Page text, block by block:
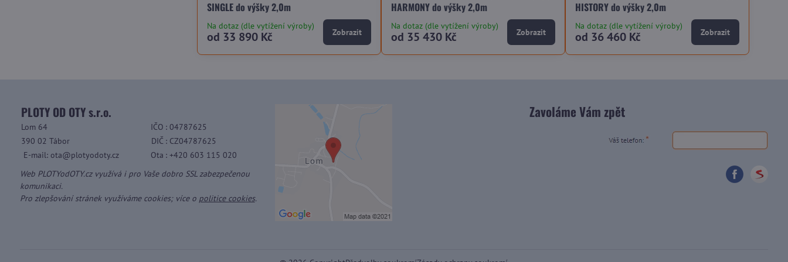
SINGLE do výšky 2,0m
Na dotaz (dle vytížení výroby)
od 33 890 Kč Zobrazit
HARMONY do výšky 2,0m
Na dotaz (dle vytížení výroby)
od 35 430 Kč Zobrazit
HISTORY do výšky 2,0m
Na dotaz (dle vytížení výroby)
od 36 460 Kč Zobrazit
PLOTY OD OTY s.r.o.
Lom 64 IČO : 04787625
390 02 Tábor
DIČ : CZ04787625
E-mail: ota@plotyodoty.cz
Ota : +420 603 115 020
Web PLOTYodOTY.cz využívá i pro Vaše dobro SSL zabezpečenou
komunikaci.
Pro zlepšování stránek využíváme cookies; více o politice cookies.
Zavoláme Vám zpět